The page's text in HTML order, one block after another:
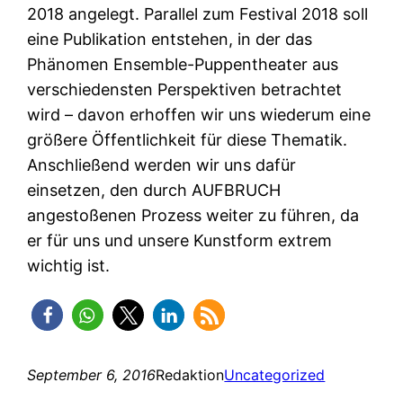
2018 angelegt. Parallel zum Festival 2018 soll
eine Publikation entstehen, in der das
Phänomen Ensemble-Puppentheater aus
verschiedensten Perspektiven betrachtet
wird – davon erhoffen wir uns wiederum eine
größere Öffentlichkeit für diese Thematik.
Anschließend werden wir uns dafür
einsetzen, den durch AUFBRUCH
angestoßenen Prozess weiter zu führen, da
er für uns und unsere Kunstform extrem
wichtig ist.
September 6, 2016RedaktionUncategorized